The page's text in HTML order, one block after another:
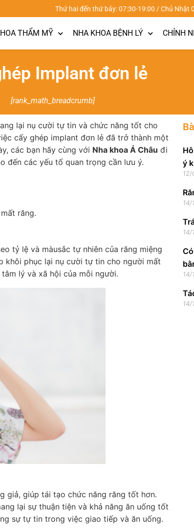
Thứ hai đến thứ bảy: 07:30-19:00 / Chủ Nhật
THẨM MỸ NHA KHOA BỆNH LÝ CHỈNH
Implant đơn lẻ
[rank_math_breadcrumb]
lại nụ cười tự tin và chức năng tốt cho
cấy ghép implant đơn lẻ đã trở thành một
các bạn hãy cùng với Nha khoa Á Châu đi
đến các yếu tố quan trọng cần lưu ý.
răng.
tỷ lệ và màusắc tự nhiên của răng miệng
khôi phục lại nụ cười tự tin cho người mất
lý và xã hội của mỗi người.
giả, giúp tái tạo chức năng răng tốt hơn.
lại sự thuận tiện và khả năng ăn uống tốt
sự tự tin trong việc giao tiếp và ăn uống.
ý
14/
14/
14/
14/